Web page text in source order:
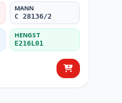
MANN
C 28136/2
HENGST
E216L01